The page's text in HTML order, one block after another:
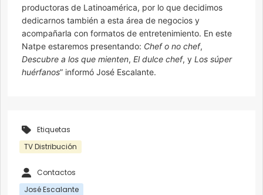
productoras de Latinoamérica, por lo que decidimos
dedicarnos también a esta área de negocios y
acompañarla con formatos de entretenimiento. En este
Natpe estaremos presentando: Chef o no chef,
Descubre a los que mienten, El dulce chef, y Los súper
huérfanos” informó José Escalante.
Etiquetas
TV Distribución
Contactos
José Escalante